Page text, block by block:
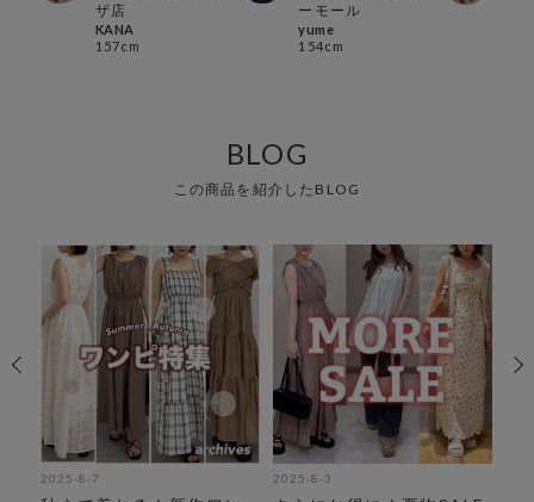
ザ店
KANA
157cm
ーモール
yume
154cm
BLOG
この商品を紹介したBLOG
2025-8-7 2025-8-3